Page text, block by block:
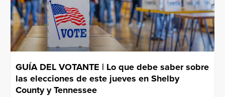
GUÍA DEL VOTANTE | Lo que debe saber sobre
las elecciones de este jueves en Shelby
County y Tennessee